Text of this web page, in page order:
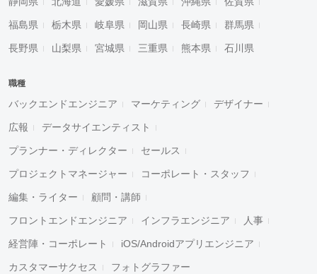
福島県 栃木県 岐阜県 岡山県 長崎県 群馬県
長野県 山梨県 宮城県 三重県 熊本県 石川県
職種
バックエンドエンジニア マーケティング デザイナー
広報 データサイエンティスト
プランナー・ディレクター セールス
プロジェクトマネージャー コーポレート・スタッフ
編集・ライター 顧問・講師
フロントエンドエンジニア インフラエンジニア 人事
経営陣・コーポレート iOS/Androidアプリエンジニア
カスタマーサクセス フォトグラファー